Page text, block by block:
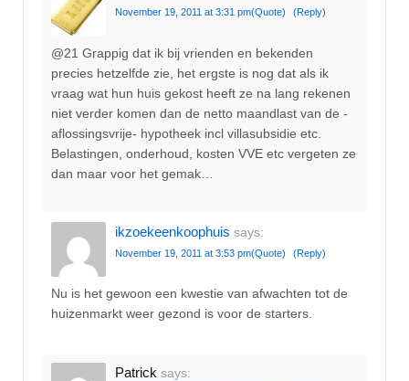
November 19, 2011 at 3:31 pm(Quote) (Reply)
@21 Grappig dat ik bij vrienden en bekenden
precies hetzelfde zie, het ergste is nog dat als ik
vraag wat hun huis gekost heeft ze na lang rekenen
niet verder komen dan de netto maandlast van de -
aflossingsvrije- hypotheek incl villasubsidie etc.
Belastingen, onderhoud, kosten VVE etc vergeten ze
dan maar voor het gemak…
ikzoekeenkoophuis says:
November 19, 2011 at 3:53 pm(Quote) (Reply)
Nu is het gewoon een kwestie van afwachten tot de
huizenmarkt weer gezond is voor de starters.
Patrick says: